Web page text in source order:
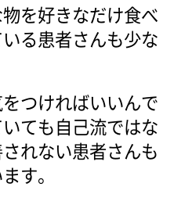
を好きなだけ食べ
る患者さんも少な
つければいいんで
ても自己流ではな
れない患者さんも
す。